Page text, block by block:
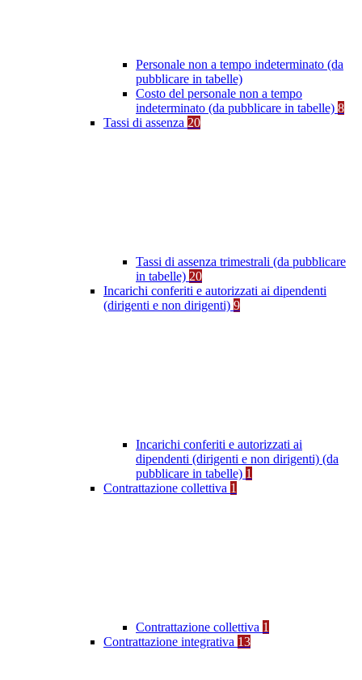
Personale non a tempo indeterminato (da
pubblicare in tabelle)
Costo del personale non a tempo
indeterminato (da pubblicare in tabelle) 8
Tassi di assenza 20
Tassi di assenza trimestrali (da pubblicare
in tabelle) 20
Incarichi conferiti e autorizzati ai dipendenti
(dirigenti e non dirigenti) 9
Incarichi conferiti e autorizzati ai
dipendenti (dirigenti e non dirigenti) (da
pubblicare in tabelle) 1
Contrattazione collettiva 1
Contrattazione collettiva 1
Contrattazione integrativa 13